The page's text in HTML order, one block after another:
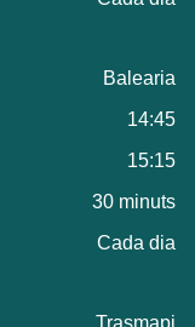
Balearia
14:45
15:15
30 minuts
Cada dia
Trasmapi